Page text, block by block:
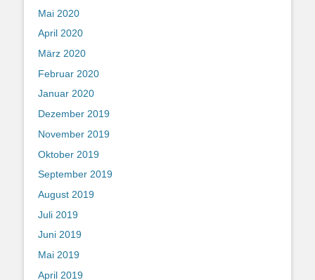
Mai 2020
April 2020
März 2020
Februar 2020
Januar 2020
Dezember 2019
November 2019
Oktober 2019
September 2019
August 2019
Juli 2019
Juni 2019
Mai 2019
April 2019